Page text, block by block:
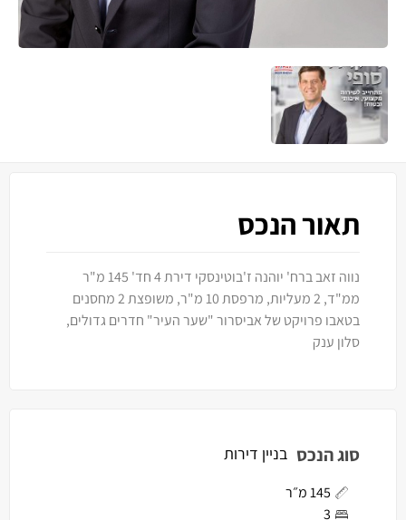
תאור הנכס
נווה זאב ברח' יוהנה ז'בוטינסקי דירת 4 חד' 145 מ"ר
ממ"ד, 2 מעליות, מרפסת 10 מ"ר, משופצת 2 מחסנים
בטאבו פרויקט של אביסרור "שער העיר" חדרים גדולים,
סלון ענק
סוג הנכס בניין דירות
145 מ״ר
3